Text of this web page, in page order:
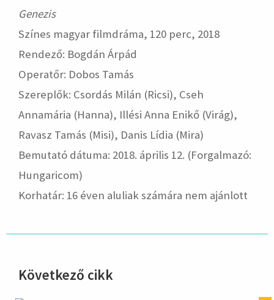
Genezis
Színes magyar filmdráma, 120 perc, 2018
Rendező: Bogdán Árpád
Operatőr: Dobos Tamás
Szereplők: Csordás Milán (Ricsi), Cseh
Annamária (Hanna), Illési Anna Enikő (Virág),
Ravasz Tamás (Misi), Danis Lídia (Mira)
Bemutató dátuma: 2018. április 12. (Forgalmazó:
Hungaricom)
Korhatár: 16 éven aluliak számára nem ajánlott
Következő cikk